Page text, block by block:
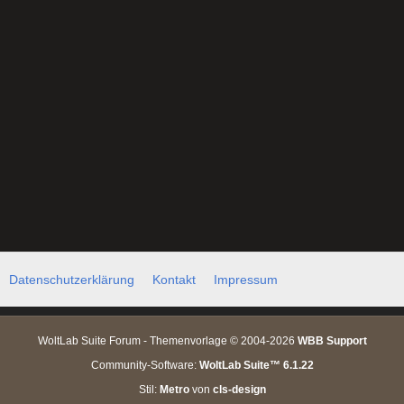
Datenschutzerklärung Kontakt Impressum
WoltLab Suite Forum - Themenvorlage © 2004-2026 WBB Support
Community-Software: WoltLab Suite™ 6.1.22
Stil: Metrovon cls-design